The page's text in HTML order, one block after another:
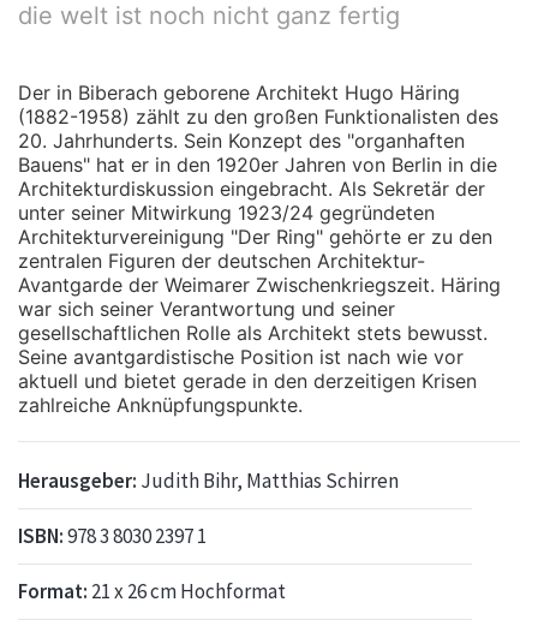
die welt ist noch nicht ganz fertig
Der in Biberach geborene Architekt Hugo Häring
(1882-1958) zählt zu den großen Funktionalisten des
20. Jahrhunderts. Sein Konzept des "organhaften
Bauens" hat er in den 1920er Jahren von Berlin in die
Architekturdiskussion eingebracht. Als Sekretär der
unter seiner Mitwirkung 1923/24 gegründeten
Architekturvereinigung "Der Ring" gehörte er zu den
zentralen Figuren der deutschen Architektur-
Avantgarde der Weimarer Zwischenkriegszeit. Häring
war sich seiner Verantwortung und seiner
gesellschaftlichen Rolle als Architekt stets bewusst.
Seine avantgardistische Position ist nach wie vor
aktuell und bietet gerade in den derzeitigen Krisen
zahlreiche Anknüpfungspunkte.
Herausgeber: Judith Bihr, Matthias Schirren
ISBN:978 3 8030 2397 1
Format: 21 x 26 cm Hochformat